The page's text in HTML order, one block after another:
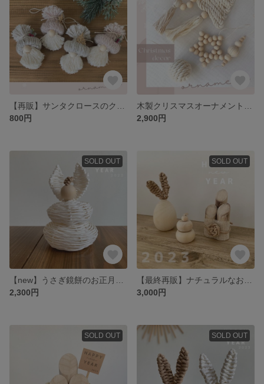
800円
2,900円
SOLD OUT
2,300円
SOLD OUT
3,000円
SOLD OUT SOLD OUT